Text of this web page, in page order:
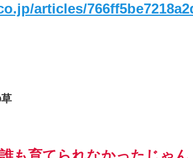
articles/